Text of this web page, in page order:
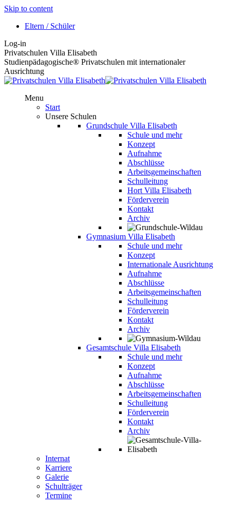
Skip to content
Eltern / Schüler
Log-in
Privatschulen Villa Elisabeth
Studienpädagogische® Privatschulen mit internationaler
Ausrichtung
Menu
Start
Unsere Schulen
Grundschule Villa Elisabeth
Schule und mehr
Konzept
Aufnahme
Abschlüsse
Arbeitsgemeinschaften
Schulleitung
Hort Villa Elisabeth
Förderverein
Kontakt
Archiv
Gymnasium Villa Elisabeth
Schule und mehr
Konzept
Internationale Ausrichtung
Aufnahme
Abschlüsse
Arbeitsgemeinschaften
Schulleitung
Förderverein
Kontakt
Archiv
Gesamtschule Villa Elisabeth
Schule und mehr
Konzept
Aufnahme
Abschlüsse
Arbeitsgemeinschaften
Schulleitung
Förderverein
Kontakt
Archiv
Internat
Karriere
Galerie
Schulträger
Termine